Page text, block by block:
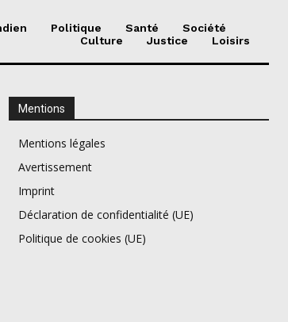
Politique Santé
Société
Culture
Justice Loisirs
Mentions
Mentions légales
Avertissement
Imprint
Déclaration de confidentialité (UE)
Politique de cookies (UE)